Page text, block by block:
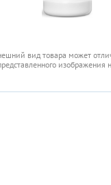
вид товара может
изображения